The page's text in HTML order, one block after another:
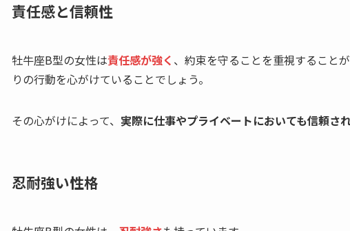
責任感と信頼性
牡牛座B型の女性は責任感が強く 、約束を守ることを重視すること
りの行動を心がけていることでしょう。
その心がけによって、 実際に仕事やプライベートにおいても信頼さ
忍耐強い性格